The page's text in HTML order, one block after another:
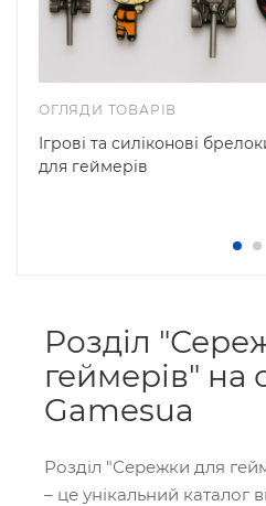
ОГЛЯДИ ТОВАРІВ
Ігрові та силіконові
для геймерів
Розділ
геймерів" на
Gamesua
Розділ "Сережки для
– це унікальний каталог